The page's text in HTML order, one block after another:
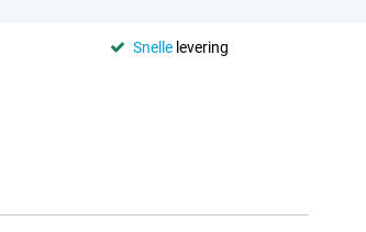
Snelle levering